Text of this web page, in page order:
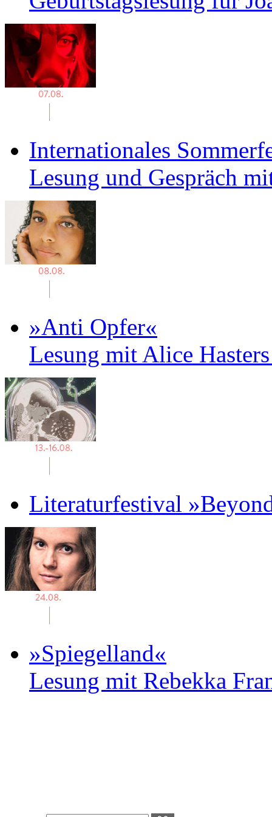
Internationales
Lesung und Gespräch
»Anti Opfer«
Lesung mit Alice
Literaturfestival
»Spiegelland«
Lesung mit Rebekka